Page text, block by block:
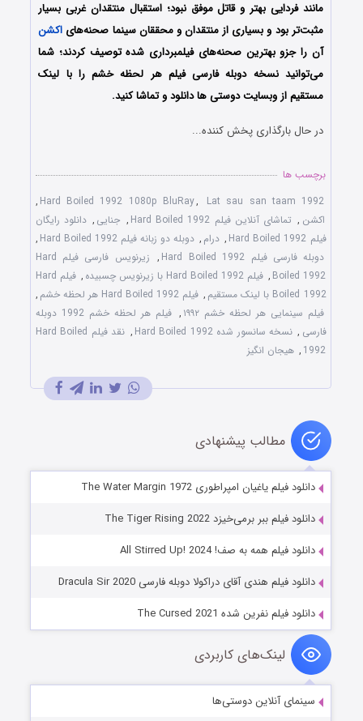
مانند فردایی بهتر و قاتل موفق نبود؛ استقبال منتقدان غربی بسیار
مثبت‌تر بود و بسیاری از منتقدان و محققان سینما صحنه‌های اکشن
آن را جزو بهترین صحنه‌های فیلمبرداری شده توصیف کردند؛ شما
می‌توانید نسخه دوبله فارسی فیلم هر لحظه خشم را با ‌لینک
مستقیم از وبسایت دوستی ها دانلود و تماشا کنید.
در حال بارگذاری پخش کننده...
برچسب ها
Hard Boiled 1992 1080p BluRay, Lat sau san taam 1992
,
اکشن , تماشای آنلاین فیلم Hard Boiled 1992 , جنایی , دانلود رایگان
فیلم Hard Boiled 1992
, درام , دوبله دو زبانه فیلم Hard Boiled 1992
,
دوبله فارسی فیلم Hard Boiled 1992
,
زیرنویس فارسی فیلم Hard
Boiled 1992
, فیلم Hard Boiled 1992 با زیرنویس چسبیده ,
فیلم Hard
Boiled 1992 با لینک مستقیم
, فیلم Hard Boiled 1992 هر لحظه خشم
,
فیلم سینمایی هر لحظه خشم ۱۹۹۲
,
فیلم هر لحظه خشم 1992 دوبله
فارسی , نسخه سانسور شده Hard Boiled 1992 ,
نقد فیلم Hard Boiled
1992
, هیجان انگیز
مطالب پیشنهادی
دانلود فیلم یاغیان امپراطوری The Water Margin 1972
دانلود فیلم ببر برمی‌خیزد The Tiger Rising 2022
دانلود فیلم همه به صف! All Stirred Up! 2024
دانلود فیلم هندی آقای دراکولا دوبله فارسی Dracula Sir 2020
دانلود فیلم نفرین شده The Cursed 2021
لینک‌های کاربردی
سینمای آنلاین دوستی‌ها